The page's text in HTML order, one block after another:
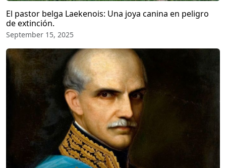
El pastor belga Laekenois: Una joya canina en peligro
de extinción.
September 15, 2025